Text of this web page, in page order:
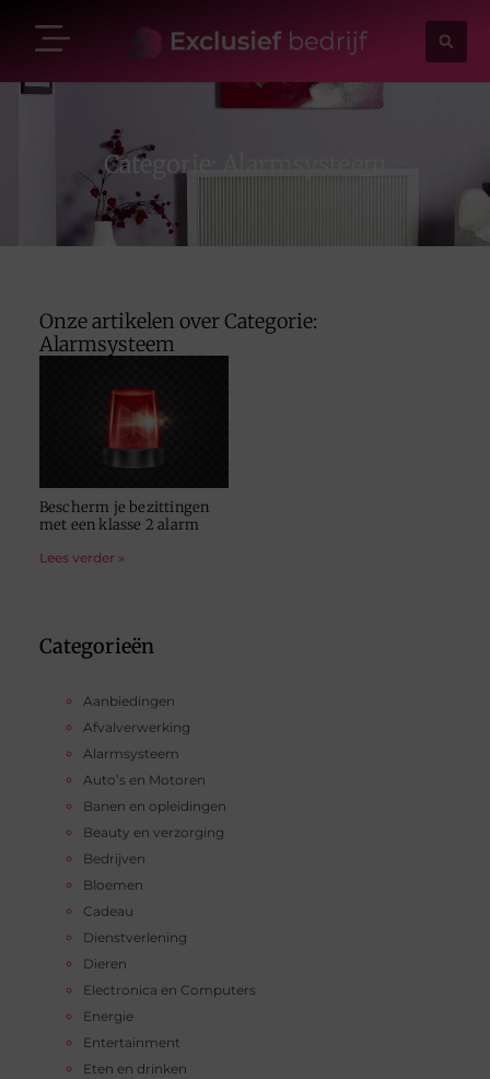
Categorie: Alarmsysteem
Categorieën
Aanbiedingen
Afvalverwerking
Alarmsysteem
Auto’s en Motoren
Banen en opleidingen
Beauty en verzorging
Bedrijven
Bloemen
Cadeau
Dienstverlening
Dieren
Electronica en Computers
Energie
Entertainment
Eten en drinken
Onze artikelen over Categorie:
Alarmsysteem
Bescherm je bezittingen
met een klasse 2 alarm
Lees verder »